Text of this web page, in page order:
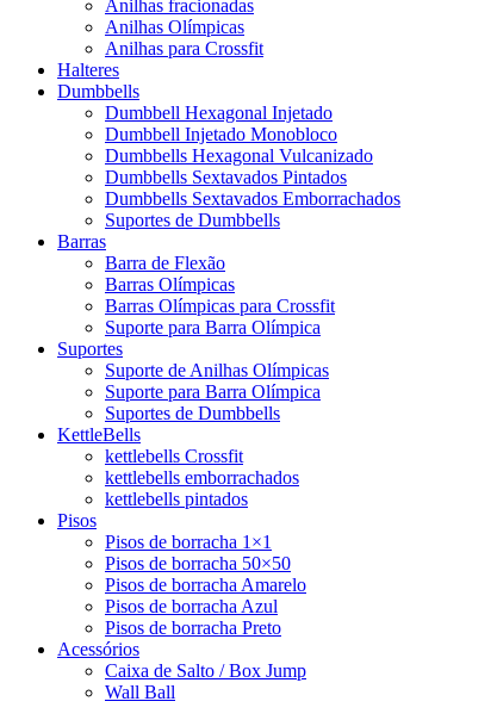
Anilhas fracionadas
Anilhas Olímpicas
Anilhas para Crossfit
Halteres
Dumbbells
Dumbbell Hexagonal Injetado
Dumbbell Injetado Monobloco
Dumbbells Hexagonal Vulcanizado
Dumbbells Sextavados Pintados
Dumbbells Sextavados Emborrachados
Suportes de Dumbbells
Barras
Barra de Flexão
Barras Olímpicas
Barras Olímpicas para Crossfit
Suporte para Barra Olímpica
Suportes
Suporte de Anilhas Olímpicas
Suporte para Barra Olímpica
Suportes de Dumbbells
KettleBells
kettlebells Crossfit
kettlebells emborrachados
kettlebells pintados
Pisos
Pisos de borracha 1×1
Pisos de borracha 50×50
Pisos de borracha Amarelo
Pisos de borracha Azul
Pisos de borracha Preto
Acessórios
Caixa de Salto / Box Jump
Wall Ball